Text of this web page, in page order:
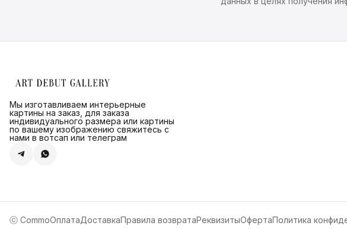
Мы изготавливаем интерьерные
картины на заказ, для заказа
индивидуального размера или картины
по вашему изображению свяжитесь с
нами в вотсап или телеграм
ⓒ CommoОплатаДоставкаПравила возвратаРеквизитыОфертаПолитика